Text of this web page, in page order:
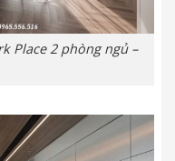
Place 2 phòng ngủ –